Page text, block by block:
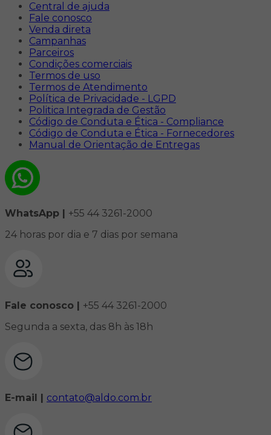
Central de ajuda
Fale conosco
Venda direta
Campanhas
Parceiros
Condições comerciais
Termos de uso
Termos de Atendimento
Política de Privacidade - LGPD
Politica Integrada de Gestão
Código de Conduta e Ética - Compliance
Código de Conduta e Ética - Fornecedores
Manual de Orientação de Entregas
WhatsApp | +55 44 3261-2000
24 horas por dia e 7 dias por semana
Fale conosco | +55 44 3261-2000
Segunda a sexta, das 8h às 18h
E-mail | contato@aldo.com.br